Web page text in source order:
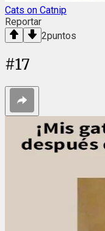
Cats on Catnip
Reportar
2puntos
#17